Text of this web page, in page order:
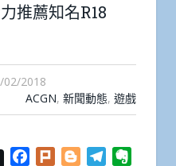
推薦知名R18
02/2018
ACGN, 新聞動態, 遊戲
Facebook
Plurk BloggerTelegram